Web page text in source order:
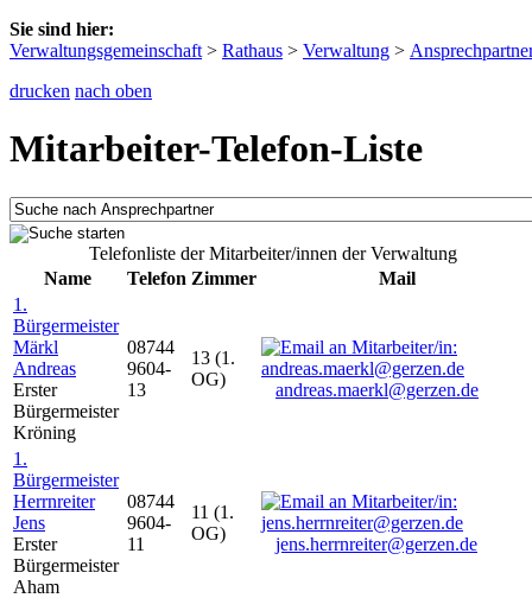
Sie sind hier:
Verwaltungsgemeinschaft > Rathaus > Verwaltung >
drucken nach oben
Mitarbeiter-Telefon-Liste
Telefonliste der Mitarbeiter/innen der Verwaltung
Name
Telefon Zimmer
Mail
1.
Bürgermeister
Märkl
Andreas
Erster
Bürgermeister
Kröning
08744
9604-
13
13 (1.
OG)
andreas.maerkl@gerzen.de
1.
Bürgermeister
Herrnreiter
Jens
Erster
Bürgermeister
Aham
08744
9604-
11
11 (1.
OG)
jens.herrnreiter@gerzen.de